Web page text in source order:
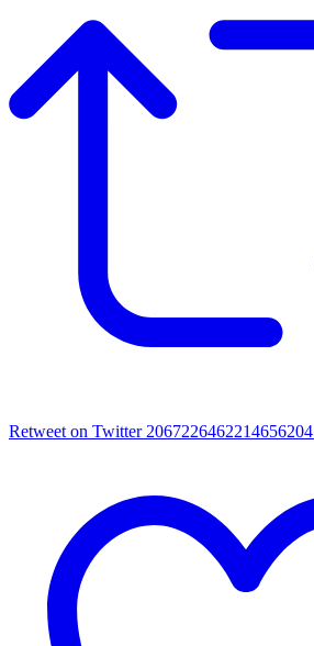
Retweet on Twitter 2067226462214656204